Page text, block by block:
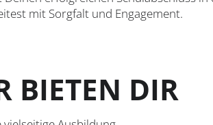
mit Sorgfalt und Engagement.
BIETEN DIR